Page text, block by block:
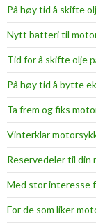
På høy tid å skifte
Nytt batteri til
Tid for å skifte olje
På høy tid å bytte
Ta frem og fiks
Vinterklar
Reservedeler til din
Med stor interesse
For de som liker